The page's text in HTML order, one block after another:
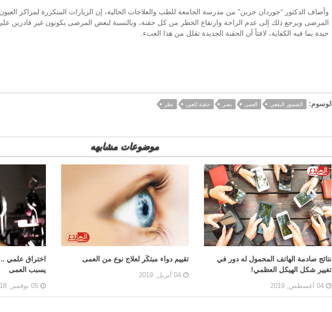
وأضاف الدكتور “جوردان جرين” من مدرسة الجامعة للطب والعلاجات الحالية، إن الزيارات المتكررة لمراكز
المرضى ويرجع ذلك إلى عدم الراحة وارتفاع الخطر من كل حقنة، وبالنسبة لبعض المرضى يكونون غير قادرين
جيدة بما فيه الكفاية، لافتاً أن الحقنة الجديدة تقلل من هذا العبء.
الوسوم: الضمور البقعي العمى بصر حقنة للعين نظر
موضوعات مشابهه
نتائج صادمة الهاتف المحمول له دور في
تغيير شكل الهيكل العظمي!
04 أغسطس, 2019
تقييم دواء مبتكَر لعلاج نوع من العمى
04 أبريل, 2019
اختراق علمي ..
يسبب العمى
05 نوفمبر, 2018